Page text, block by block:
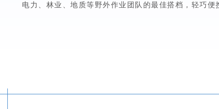
电力、林业、地质等野外作业团队的最佳搭档，轻巧